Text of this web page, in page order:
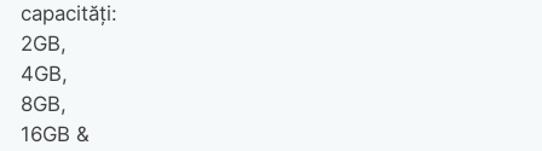
capacităţi:
2GB,
4GB,
8GB,
16GB &